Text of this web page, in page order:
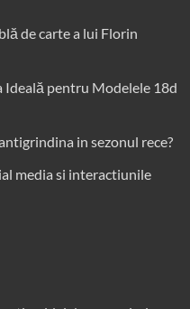
de carte a lui Florin
Ideală pentru Modelele 18d
in sezonul rece?
media si interactiunile